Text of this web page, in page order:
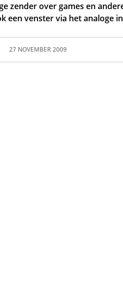
zender over games en
een venster via het analoge
27 NOVEMBER 2009